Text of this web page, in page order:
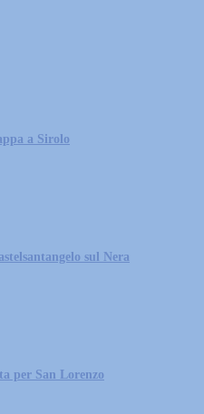
a Sirolo
sul Nera
per San Lorenzo